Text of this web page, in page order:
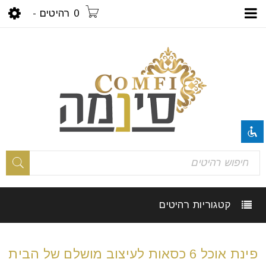
0 רהיטים -
קטגוריות רהיטים
פינת אוכל 6 כסאות לעיצוב מושלם של הבית
השבת את ההבזקים
settings צבע רקע
zoom_in זום (הגדלה)